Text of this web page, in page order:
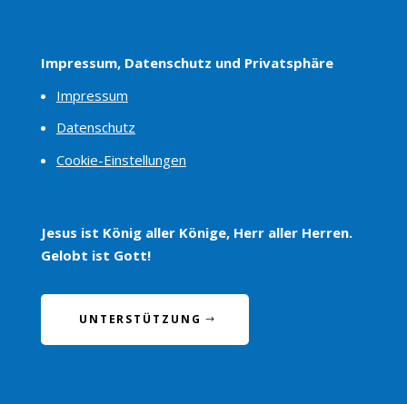
Impressum, Datenschutz und Privatsphäre
Impressum
Datenschutz
Cookie-Einstellungen
Jesus ist König aller Könige, Herr aller Herren.
Gelobt ist Gott!
UNTERSTÜTZUNG